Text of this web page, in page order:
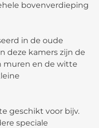
bovenverdieping
in de oude
deze kamers zijn de
muren en de witte
geschikt voor bijv.
speciale